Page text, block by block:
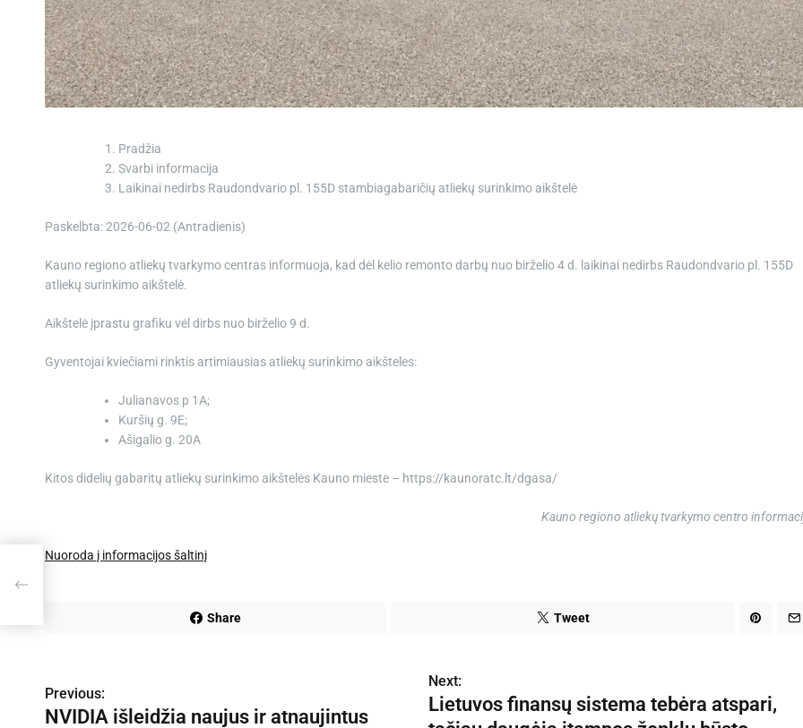
Pradžia
Svarbi informacija
Laikinai nedirbs Raudondvario pl. 155D stambiagabaričių atliekų surinkimo aikštelė
Paskelbta: 2026-06-02 (Antradienis)
Kauno regiono atliekų tvarkymo centras informuoja, kad dėl kelio remonto darbų nuo birželio 4 d. laikinai nedirbs Raudondvario pl. 155D
atliekų surinkimo aikštelė.
Aikštelė įprastu grafiku vėl dirbs nuo birželio 9 d.
Gyventojai kviečiami rinktis artimiausias atliekų surinkimo aikšteles:
Julianavos p 1A;
Kuršių g. 9E;
Ašigalio g. 20A
Kitos didelių gabaritų atliekų surinkimo aikštelės Kauno mieste – https://kaunoratc.lt/dgasa/
Kauno regiono atliekų tvarkymo centro
Nuoroda į informacijos šaltinį
Share Tweet
N
a
Previous:
NVIDIA išleidžia naujus ir atnaujintus
Next:
Lietuvos finansų sistema tebėra atspari,